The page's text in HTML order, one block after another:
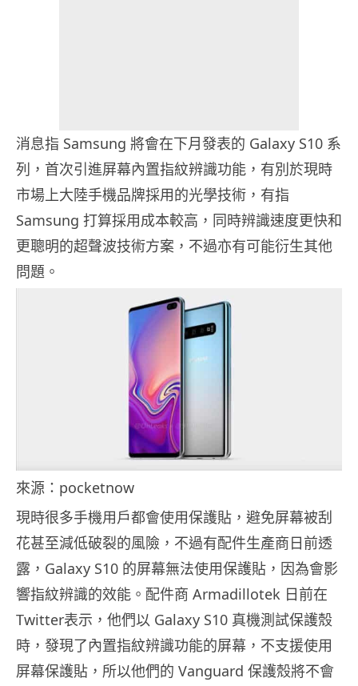
消息指 Samsung 將會在下月發表的 Galaxy S10 系
列，首次引進屏幕內置指紋辨識功能，有別於現時
市場上大陸手機品牌採用的光學技術，有指
Samsung 打算採用成本較高，同時辨識速度更快和
更聰明的超聲波技術方案，不過亦有可能衍生其他
問題。
來源：pocketnow
現時很多手機用戶都會使用保護貼，避免屏幕被刮
花甚至減低破裂的風險，不過有配件生產商日前透
露，Galaxy S10 的屏幕無法使用保護貼，因為會影
響指紋辨識的效能。配件商 Armadillotek 日前在
Twitter表示，他們以 Galaxy S10 真機測試保護殼
時，發現了內置指紋辨識功能的屏幕，不支援使用
屏幕保護貼，所以他們的 Vanguard 保護殼將不會